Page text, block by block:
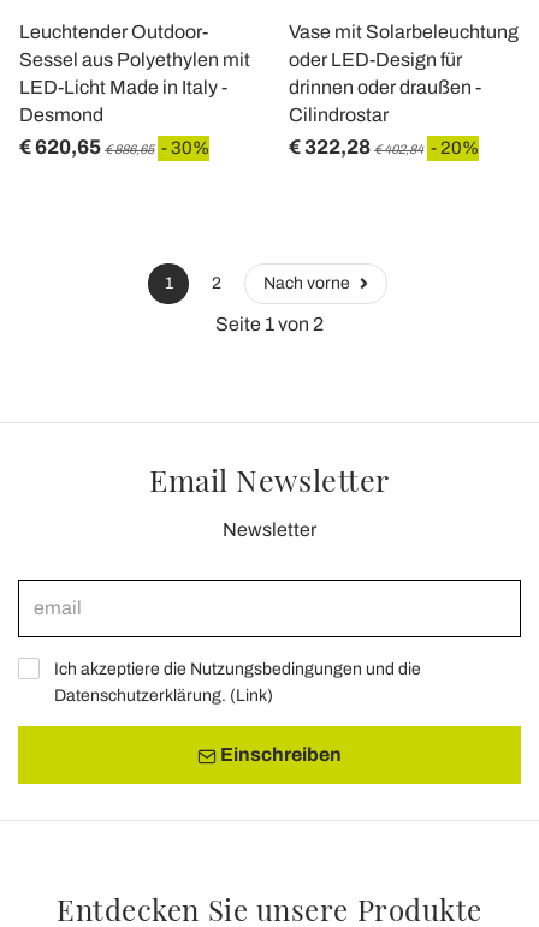
Leuchtender Outdoor-
Sessel aus Polyethylen mit
LED-Licht Made in Italy -
Desmond
€ 620,65 € 886,65 - 30%
Vase mit Solarbeleuchtung
oder LED-Design für
drinnen oder draußen -
Cilindrostar
€ 322,28 € 402,84 - 20%
1 2 Nach vorne
Seite 1 von 2
Email Newsletter
Newsletter
Ich akzeptiere die Nutzungsbedingungen und die
Datenschutzerklärung. (Link)
Einschreiben
Entdecken Sie unsere Produkte